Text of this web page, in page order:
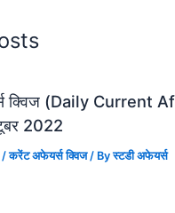
क्विज (Daily Current
2022
/करेंट अफेयर्स क्विज/ Byस्टडी अफेयर्स